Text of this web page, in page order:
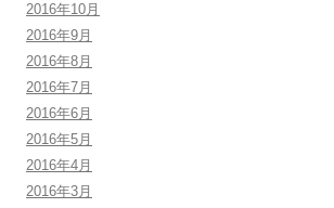
2016年10月
2016年9月
2016年8月
2016年7月
2016年6月
2016年5月
2016年4月
2016年3月